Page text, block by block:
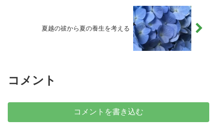
夏越の祓から夏の養生を考える
コメント
コメントを書き込む